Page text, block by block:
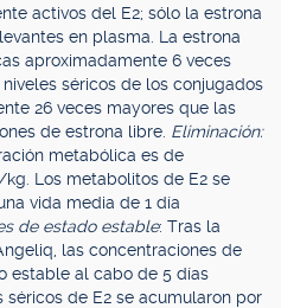
activos del E2; sólo la estrona
en plasma. La estrona
aproximadamente 6 veces
séricos de los conjugados
26 veces mayores que las
de estrona libre. Eliminación:
metabólica es de
Los metabolitos de E2 se
vida media de 1 día
de estado estable: Tras la
las concentraciones de
estable al cabo de 5 días
de E2 se acumularon por